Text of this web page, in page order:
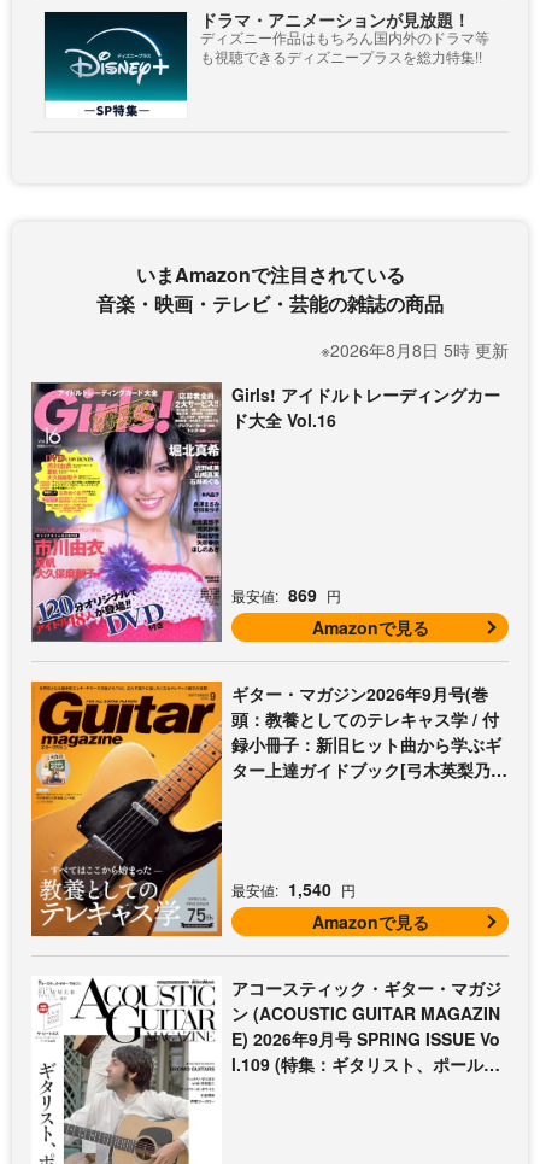
ドラマ・アニメーションが見放題！
ディズニー作品はもちろん国内外のドラマ等
も視聴できるディズニープラスを総力特集!!
いまAmazonで注目されている
音楽・映画・テレビ・芸能の雑誌の商品
※2026年8月8日 5時 更新
Girls! アイドルトレーディングカー
ド大全 Vol.16
最安値: 869 円
Amazonで見る
ギター・マガジン2026年9月号(巻
頭：教養としてのテレキャス学 / 付
録小冊子：新旧ヒット曲から学ぶギ
ター上達ガイドブック[弓木英梨乃の
最安値: 1,540 円
Amazonで見る
アコースティック・ギター・マガジ
ン (ACOUSTIC GUITAR MAGAZIN
E) 2026年9月号 SPRING ISSUE Vo
l.109 (特集：ギタリスト、ポール・